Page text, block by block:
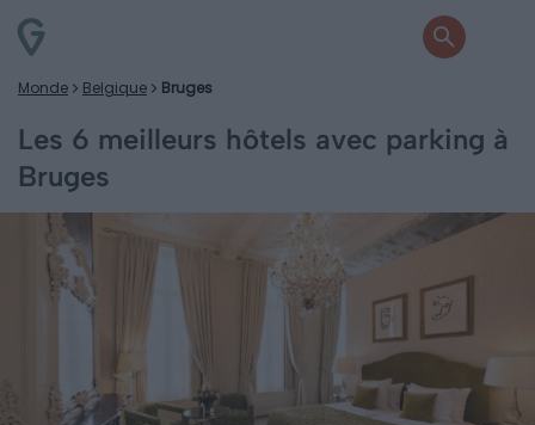
Monde Belgique Bruges
Les 6 meilleurs hôtels avec parking à
Bruges